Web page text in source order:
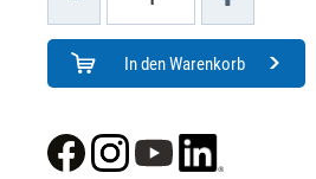
In den Warenkorb